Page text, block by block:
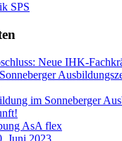
SPS
Neue IHK-
im Sonneberger
AsA flex
Juni 2023